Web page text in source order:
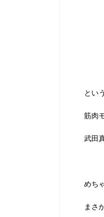
とい
筋肉
武田
めち
まさ